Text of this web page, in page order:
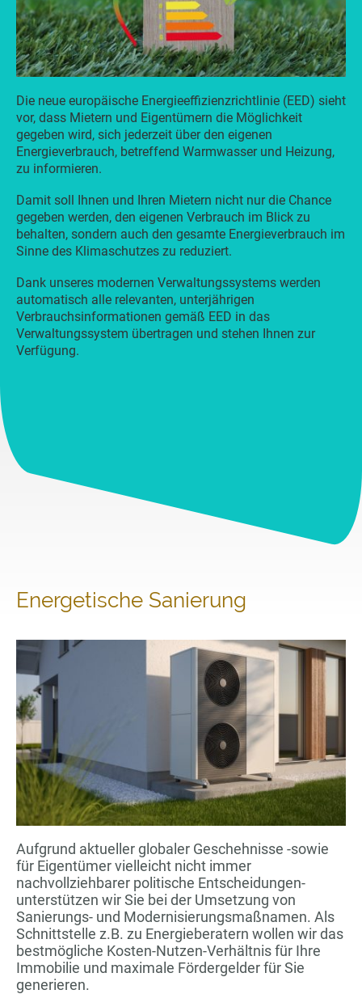
Die neue europäische Energieeffizienzrichtlinie (EED) sieht
vor, dass Mietern und Eigentümern die Möglichkeit
gegeben wird, sich jederzeit über den eigenen
Energieverbrauch, betreffend Warmwasser und Heizung,
zu informieren.
Damit soll Ihnen und Ihren Mietern nicht nur die Chance
gegeben werden, den eigenen Verbrauch im Blick zu
behalten, sondern auch den gesamte Energieverbrauch im
Sinne des Klimaschutzes zu reduziert.
Dank unseres modernen Verwaltungssystems werden
automatisch alle relevanten, unterjährigen
Verbrauchsinformationen gemäß EED in das
Verwaltungssystem übertragen und stehen Ihnen zur
Verfügung.
Energetische Sanierung
Aufgrund aktueller globaler Geschehnisse -sowie
für Eigentümer vielleicht nicht immer
nachvollziehbarer politische Entscheidungen-
unterstützen wir Sie bei der Umsetzung von
Sanierungs- und Modernisierungsmaßnamen. Als
Schnittstelle z.B. zu Energieberatern wollen wir das
bestmögliche Kosten-Nutzen-Verhältnis für Ihre
Immobilie und maximale Fördergelder für Sie
generieren.